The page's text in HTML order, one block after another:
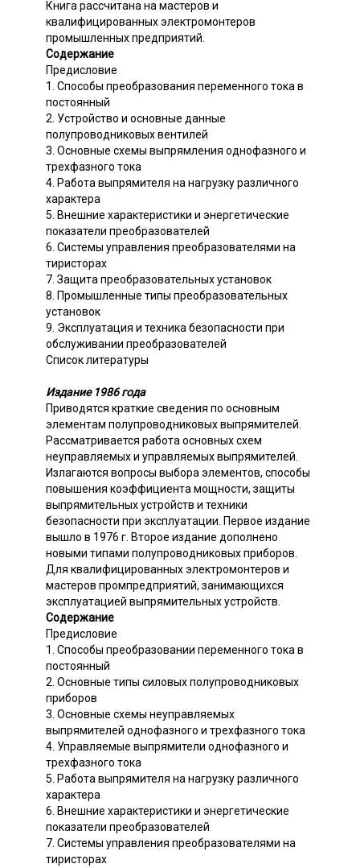
Книга рассчитана на мастеров и
квалифицированных электромонтеров
промышленных предприятий.
Содержание
Предисловие
1. Способы преобразования переменного тока в
постоянный
2. Устройство и основные данные
полупроводниковых вентилей
3. Основные схемы выпрямления однофазного и
трехфазного тока
4. Работа выпрямителя на нагрузку различного
характера
5. Внешние характеристики и энергетические
показатели преобразователей
6. Системы управления преобразователями на
тиристорах
7. Защита преобразовательных установок
8. Промышленные типы преобразовательных
установок
9. Эксплуатация и техника безопасности при
обслуживании преобразователей
Список литературы
Издание 1986 года
Приводятся краткие сведения по основным
элементам полупроводниковых выпрямителей.
Рассматривается работа основных схем
неуправляемых и управляемых выпрямителей.
Излагаются вопросы выбора элементов, способы
повышения коэффициента мощности, защиты
выпрямительных устройств и техники
безопасности при эксплуатации. Первое издание
вышло в 1976 г. Второе издание дополнено
новыми типами полупроводниковых приборов.
Для квалифицированных электромонтеров и
мастеров промпредприятий, занимающихся
эксплуатацией выпрямительных устройств.
Содержание
Предисловие
1. Способы преобразовании переменного тока в
постоянный
2. Основные типы силовых полупроводниковых
приборов
3. Основные схемы неуправляемых
выпрямителей однофазного и трехфазного тока
4. Управляемые выпрямители однофазного и
трехфазного тока
5. Работа выпрямителя на нагрузку различного
характера
6. Внешние характеристики и энергетические
показатели преобразователей
7. Системы управления преобразователями на
тиристорах